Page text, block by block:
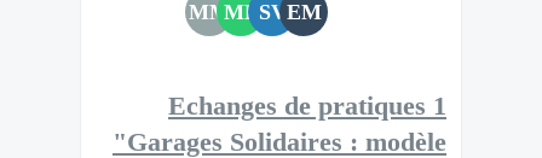
EM
SV
ML
MM
Echanges de pratiques 1
"Garages Solidaires : modèle